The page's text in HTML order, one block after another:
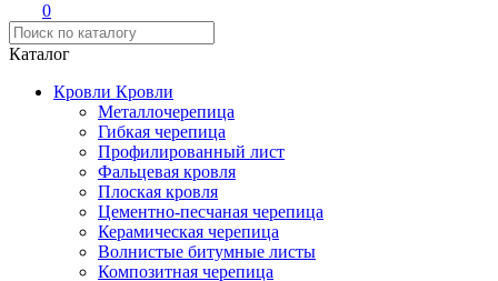
0
Каталог
Кровли Кровли
Металлочерепица
Гибкая черепица
Профилированный лист
Фальцевая кровля
Плоская кровля
Цементно-песчаная черепица
Керамическая черепица
Волнистые битумные листы
Композитная черепица